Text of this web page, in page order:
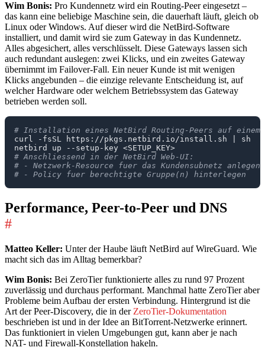
Wim Bonis: Pro Kundennetz wird ein Routing-Peer eingesetzt –
das kann eine beliebige Maschine sein, die dauerhaft läuft, gleich ob
Linux oder Windows. Auf dieser wird die NetBird-Software
installiert, und damit wird sie zum Gateway in das Kundennetz.
Alles abgesichert, alles verschlüsselt. Diese Gateways lassen sich
auch redundant auslegen: zwei Klicks, und ein zweites Gateway
übernimmt im Failover-Fall. Ein neuer Kunde ist mit wenigen
Klicks angebunden – die einzige relevante Entscheidung ist, auf
welcher Hardware oder welchem Betriebssystem das Gateway
betrieben werden soll.
# Installation eines NetBird Routing-Peers auf einem
curl -fsSL https://pkgs.netbird.io/install.sh
# Anschliessend in der NetBird Web-UI:
# - Netzwerk-Resource fuer das Kundensubnetz anlegen
# - Policy fuer berechtigte Gruppe(n) hinterlegen
Performance, Peer-to-Peer und DNS
#
Matteo Keller: Unter der Haube läuft NetBird auf WireGuard. Wie
macht sich das im Alltag bemerkbar?
Wim Bonis: Bei ZeroTier funktionierte alles zu rund 97 Prozent
zuverlässig und durchaus performant. Manchmal hatte ZeroTier aber
Probleme beim Aufbau der ersten Verbindung. Hintergrund ist die
Art der Peer-Discovery, die in der ZeroTier-Dokumentation
beschrieben ist und in der Idee an BitTorrent-Netzwerke erinnert.
Das funktioniert in vielen Umgebungen gut, kann aber je nach
NAT- und Firewall-Konstellation hakeln.